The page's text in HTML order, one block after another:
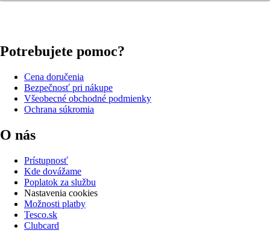
Potrebujete pomoc?
Cena doručenia
Bezpečnosť pri nákupe
Všeobecné obchodné podmienky
Ochrana súkromia
O nás
Prístupnosť
Kde dovážame
Poplatok za službu
Nastavenia cookies
Možnosti platby
Tesco.sk
Clubcard